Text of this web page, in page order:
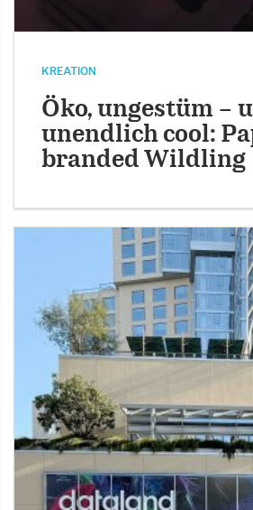
KREATION
Öko, ungestüm –
unendlich cool:
branded Wildling